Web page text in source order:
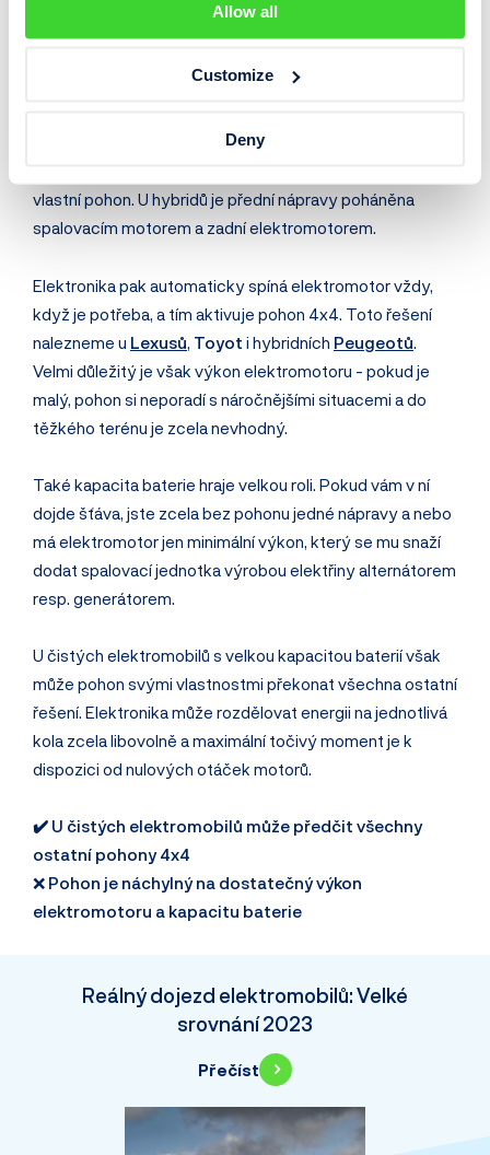
Allow all
Customize
Deny
Elektrický pohon 4x4
Elektrický pohon všech kol nalezneme nejen u
šetřit váhu a prostor. Princip je jednoduchý: nápravy
vlastní pohon. U hybridů je přední nápravy poháněna
spalovacím motorem a zadní elektromotorem.
Elektronika pak automaticky spíná elektromotor vždy,
když je potřeba, a tím aktivuje pohon 4x4. Toto řešení
nalezneme u Lexusů Toyot i hybridních Peugeotů
Velmi důležitý je však výkon elektromotoru - pokud je
malý, pohon si neporadí s náročnějšími situacemi a do
těžkého terénu je zcela nevhodný.
Také kapacita baterie hraje velkou roli. Pokud vám v ní
dojde šťáva, jste zcela bez pohonu jedné nápravy a nebo
má elektromotor jen minimální výkon, který se mu snaží
dodat spalovací jednotka výrobou elektřiny alternátorem
resp. generátorem.
U čistých elektromobilů s velkou kapacitou baterií však
může pohon svými vlastnostmi překonat všechna ostatní
řešení. Elektronika může rozdělovat energii na jednotlivá
kola zcela libovolně a maximální točivý moment je k
dispozici od nulových otáček motorů.
✔️ U čistých elektromobilů může předčit všechny
ostatní pohony 4x4
❌ Pohon je náchylný na dostatečný výkon
elektromotoru a kapacitu baterie
Reálný dojezd elektromobilů: Velké
srovnání 2023
Přečíst